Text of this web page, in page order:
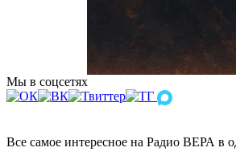
Мы в соцсетях
Все самое интересное на Радио ВЕРА в